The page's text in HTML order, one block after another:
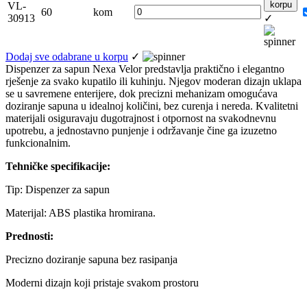
VL-
30913
60 kom
korpu
✓
Dodaj sve odabrane u korpu ✓
Dispenzer za sapun Nexa Velor predstavlja praktično i elegantno
rješenje za svako kupatilo ili kuhinju. Njegov moderan dizajn uklapa
se u savremene enterijere, dok precizni mehanizam omogućava
doziranje sapuna u idealnoj količini, bez curenja i nereda. Kvalitetni
materijali osiguravaju dugotrajnost i otpornost na svakodnevnu
upotrebu, a jednostavno punjenje i održavanje čine ga izuzetno
funkcionalnim.
Tehničke specifikacije:
Tip: Dispenzer za sapun
Materijal: ABS plastika hromirana.
Prednosti:
Precizno doziranje sapuna bez rasipanja
Moderni dizajn koji pristaje svakom prostoru